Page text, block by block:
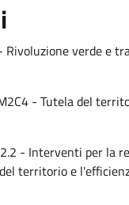
Rivoluzione verde e
- Tutela del
2.2 - Interventi per la
territorio e